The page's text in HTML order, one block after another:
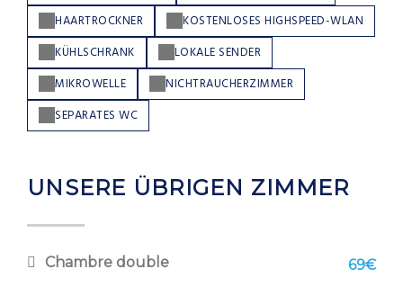
HAARTROCKNER
KOSTENLOSES HIGHSPEED-WLAN
KÜHLSCHRANK
LOKALE SENDER
MIKROWELLE
NICHTRAUCHERZIMMER
SEPARATES WC
UNSERE ÜBRIGEN ZIMMER
Chambre double 69€